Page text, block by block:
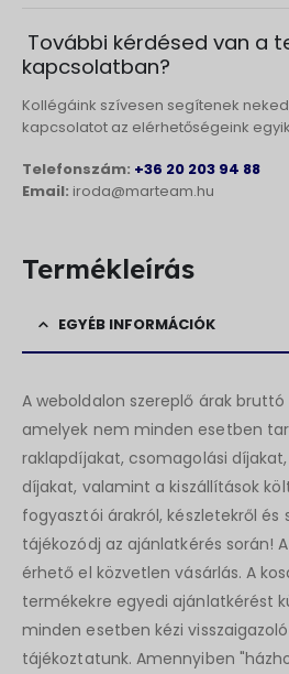
További kérdésed van a
kapcsolatban?
Kollégáink szívesen segítenek
kapcsolatot az elérhetőségeink
Telefonszám: +36 20 203 94 88
Email: iroda@marteam.hu
Termékleírás
EGYÉB INFORMÁCIÓK
A weboldalon szereplő árak
amelyek nem minden esetben
raklapdíjakat, csomagolási
díjakat, valamint a kiszállítások
fogyasztói árakról, készletekről és
tájékozódj az ajánlatkérés során!
érhető el közvetlen vásárlás. A
termékekre egyedi ajánlatkérést
minden esetben kézi
tájékoztatunk. Amennyiben